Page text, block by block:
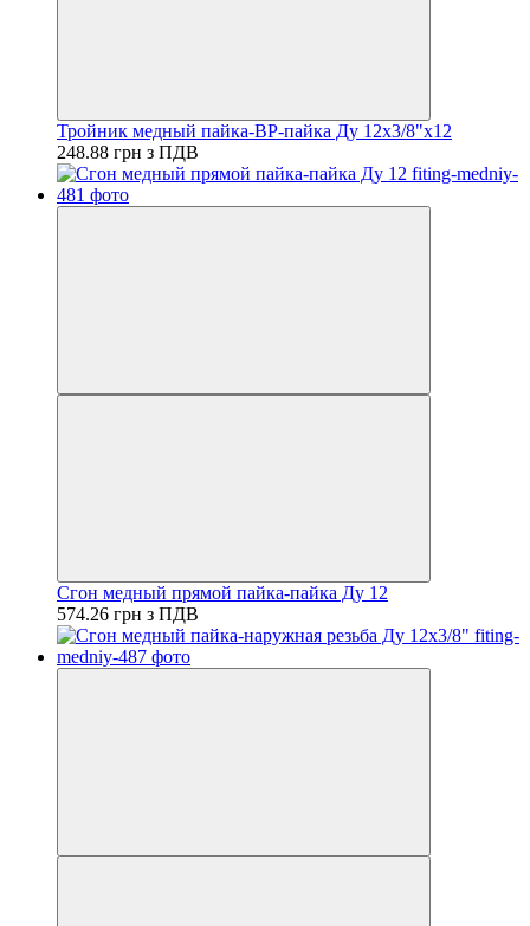
Тройник медный пайка-ВР-пайка Ду 12х3/8"х12
248.88 грн з ПДВ
Сгон медный прямой пайка-пайка Ду 12
574.26 грн з ПДВ